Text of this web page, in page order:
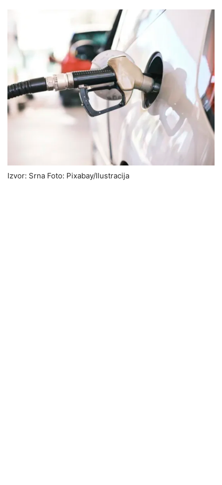
Izvor: Srna Foto: Pixabay/Ilustracija